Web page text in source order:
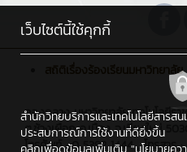
สถิติเรื่องร้องเรียนมหาวิทยาลัย
กองกลาง มหาวิทยาลัยเทคโนโลยีร
ต.ช้างเผือก อ.เมือง จ.เชียงใหม่
โทรศัพท์ : 0 5392 1444 , โทรสาร :
เว็บไซต์นี้ใช้คุกกี้
สำนักวิทยบริการและเทคโนโลยีสารส
ประสบการณ์การใช้งานที่ดียิ่งขึ้น